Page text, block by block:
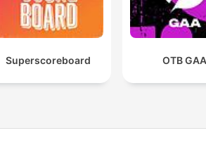
Superscoreboard OTB GAA